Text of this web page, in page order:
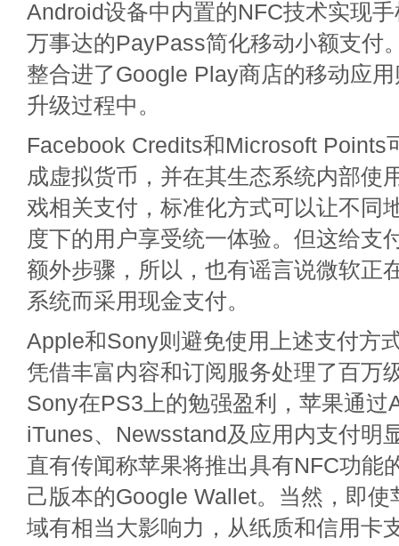
Android设备中内置的NFC技术实现
万事达的PayPass简化移动小额支付
整合进了Google Play商店的移动应
升级过程中。
Facebook Credits和Microsoft Points
成虚拟货币，并在其生态系统内部使
戏相关支付，标准化方式可以让不同
度下的用户享受统一体验。但这给支
额外步骤，所以，也有谣言说微软正
系统而采用现金支付。
Apple和Sony则避免使用上述支付方
凭借丰富内容和订阅服务处理了百万
Sony在PS3上的勉强盈利，苹果通过
iTunes、Newsstand及应用内支付明
直有传闻称苹果将推出具有NFC功能
己版本的Google Wallet。当然，即使
域有相当大影响力，从纸质和信用卡